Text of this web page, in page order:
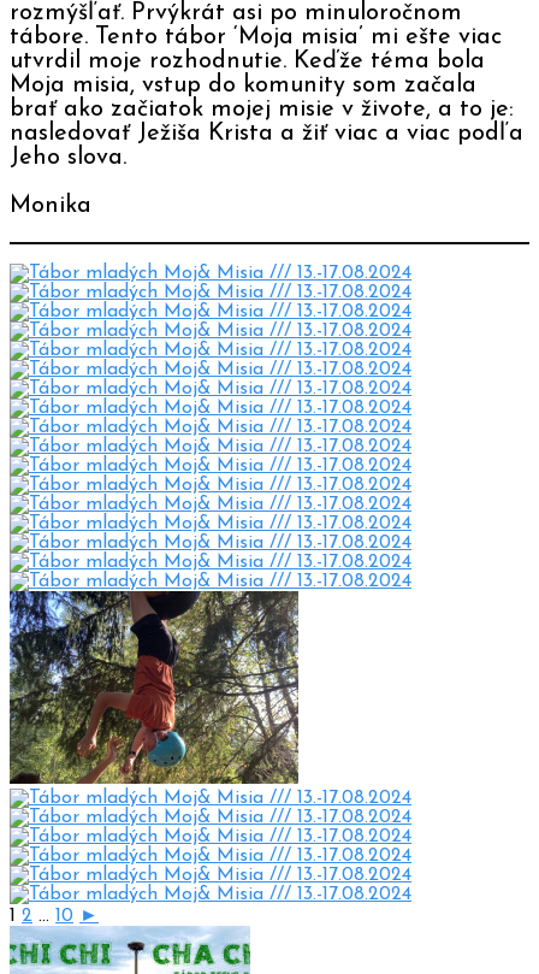
rozmýšľať. Prvýkrát asi po minuloročnom
tábore. Tento tábor ‘Moja misia’ mi ešte viac
utvrdil moje rozhodnutie. Keďže téma bola
Moja misia, vstup do komunity som začala
brať ako začiatok mojej misie v živote, a to je:
nasledovať Ježiša Krista a žiť viac a viac podľa
Jeho slova.
Monika
1 2 ... 10 ►